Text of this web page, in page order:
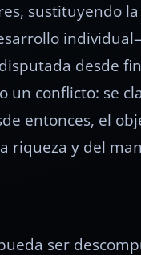
sustituyendo la
desde
un conflicto: se
entonces, el
riqueza y del
ser